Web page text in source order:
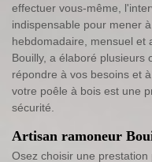
effectuer vous-même,
indispensable pour mener
hebdomadaire, mensuel et
Bouilly, a élaboré plusieurs
répondre à vos besoins et
votre poêle à bois est une
sécurité.
Artisan ramoneur
Osez choisir une